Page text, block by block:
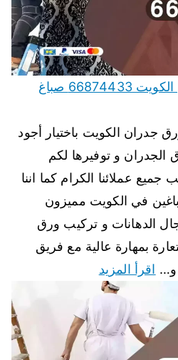
تركيب ورق جدران هندي الكويت 66874433 صباغ
الكويت باختيار أجود
الجدران و توفيرها لكم
عملائنا الكرام كما اننا
في الكويت مميزون
الدهانات و تركيب ورق
بمهارة عالية مع فريق
و… اقرأ المزيد